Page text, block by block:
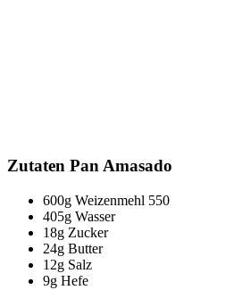
Zutaten Pan Amasado
600g Weizenmehl 550
405g Wasser
18g Zucker
24g Butter
12g Salz
9g Hefe